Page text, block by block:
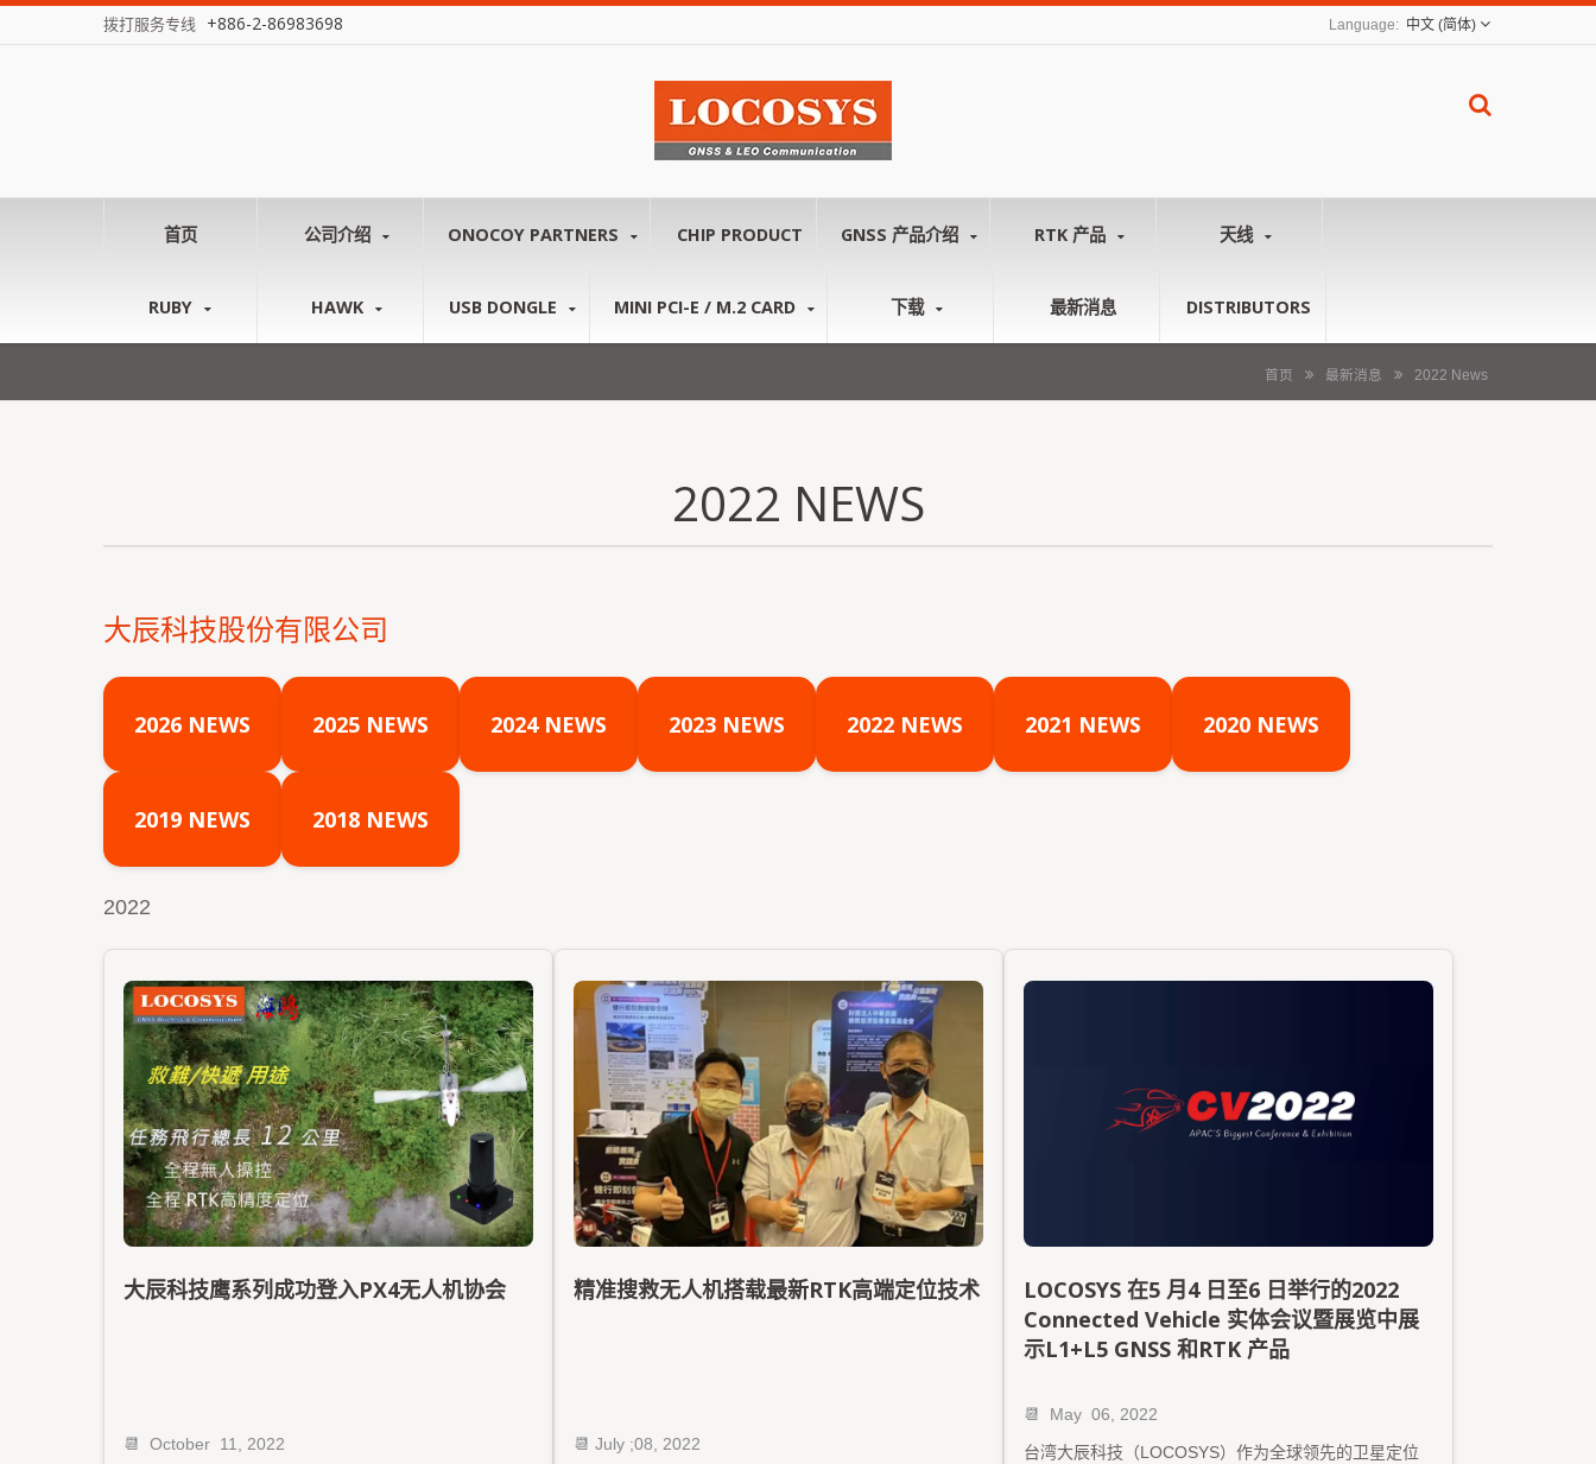
拨打服务专线 +886-2-86983698 中文 (简体)
首页 公司介绍 ONOCOY PARTNERS CHIP PRODUCT GNSS 产品介绍 RTK 产品 天线
RUBY HAWK USB DONGLE MINI PCI-E / M.2 CARD 下载 最新消息 DISTRIBUTORS
首页 最新消息 2022 News
2022 NEWS
大辰科技股份有限公司
2026 NEWS 2025 NEWS 2024 NEWS 2023 NEWS 2022 NEWS 2021 NEWS 2020 NEWS
2019 NEWS 2018 NEWS
2022
大辰科技鹰系列成功登入PX4无人机协会
📆 October 11, 2022
精准搜救无人机搭载最新RTK高端定位技术
📆 July ;08, 2022
LOCOSYS 在5 月4 日至6 日举行的2022
Connected Vehicle 实体会议暨展览中展
示L1+L5 GNSS 和RTK 产品
📆 May 06, 2022
台湾大辰科技（LOCOSYS）作为全球领先的卫星定位